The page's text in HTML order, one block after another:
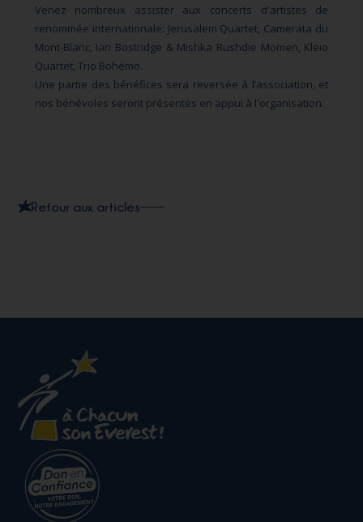
Venez nombreux assister aux concerts d'artistes de
renommée internationale: Jerusalem Quartet, Camerata du
Mont-Blanc, Ian Bostridge & Mishka Rushdie Momen, Kleio
Quartet, Trio Bohémo.
Une partie des bénéfices sera reversée à l’association, et
nos bénévoles seront présentes en appui à l'organisation.
Retour aux articles